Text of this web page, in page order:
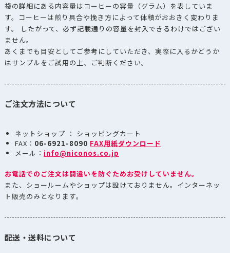
袋の詳細にある内容量はコーヒーの容量（グラム）を表していま
す。コーヒーは煎り具合や挽き方によって体積がおおきく変わりま
す。 したがって、必ず記載通りの容量を封入できるわけではござい
ません。
あくまでも目安としてご参考にしていただき、実際に入るかどうか
はサンプルをご試用の上、ご判断ください。
ご注文方法について
ネットショップ ： ショッピングカート
FAX： 06-6921-8090 FAX用紙ダウンロード
メール： info@niconos.co.jp
お電話でのご注文は間違いを防ぐためお受けしていません。
また、ショールームやショップは設けておりません。インターネッ
ト販売のみとなります。
配送・送料について